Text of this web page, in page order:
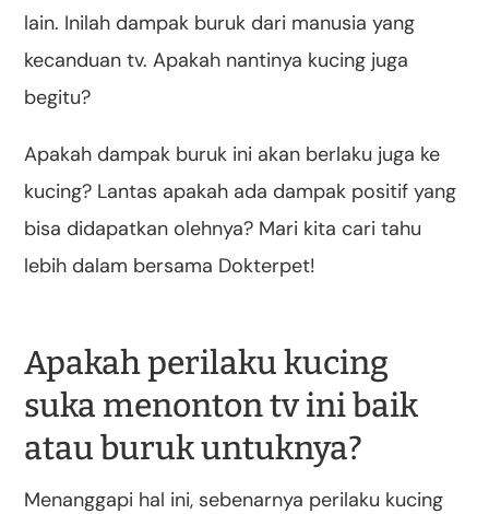
lain. Inilah dampak buruk dari manusia yang
kecanduan tv. Apakah nantinya kucing juga
begitu?
Apakah dampak buruk ini akan berlaku juga ke
kucing? Lantas apakah ada dampak positif yang
bisa didapatkan olehnya? Mari kita cari tahu
lebih dalam bersama Dokterpet!
Apakah perilaku kucing
suka menonton tv ini baik
atau buruk untuknya?
Menanggapi hal ini, sebenarnya perilaku kucing